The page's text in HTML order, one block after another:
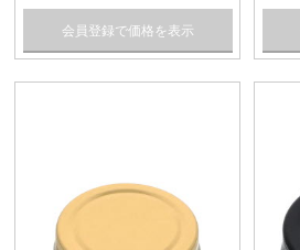
会員登録で価格を表示